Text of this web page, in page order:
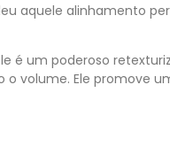
aquele alinhamento
é um poderoso
o volume. Ele promove